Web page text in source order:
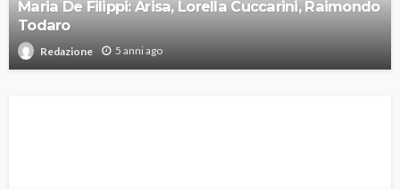
Maria De Filippi: Arisa, Lorella Cuccarini, Raimondo
Todaro
Redazione 5 anni ago